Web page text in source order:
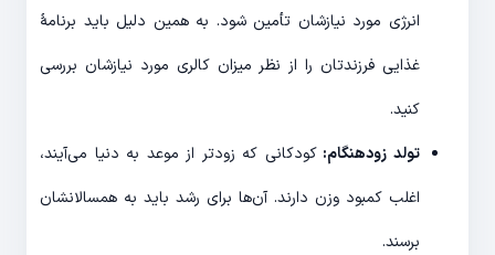
انرژی مورد نیازشان تأمین شود. به همین دلیل باید برنامۀ
غذایی فرزندتان را از نظر میزان کالری مورد نیازشان بررسی
کنید.
تولد زودهنگام:کودکانی که زودتر از موعد به دنیا می‌آیند،
اغلب کمبود وزن دارند. آن‌ها برای رشد باید به همسالانشان
برسند.